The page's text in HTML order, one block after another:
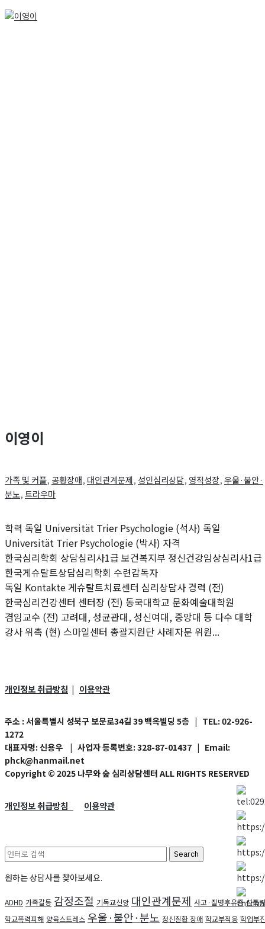
이영이
가족 및 커플, 공황장애, 대인관계문제, 성인심리상담, 영적성장,우울·불안·
분노, 트라우마
학력 독일 Universität Trier Psychologie (석사) 독일
Universität Trier Psychologie (박사) 자격
한국심리학회 상담심리사1급 보건복지부 정신건강임상심리사1급
한국게슈탈트상담심리학회 수련감독자
독일 Kontakte 게슈탈트치료센터 심리상담사 경력 (전)
한국심리건강센터 센터장 (전) 동국대학교 문화예술대학원
겸임교수 (전) 고려대, 성균관대, 성신여대, 중앙대 등 다수 대학
강사 위촉 (현) 스마일센터 총괄지원단 사례자문 위원...
개인정보 취급방침 | 이용약관
주소 : 서울특별시 성북구 보문로34길 39 백옥빌딩 5층 | TEL: 02-926-
1272
대표자명: 신용우 | 사업자 등록번호: 328-87-01437 | Email:
phck@hanmail.net
Copyright © 2025 나무와 숲 심리상담센터 ALL RIGHTS RESERVED
개인정보 취급방침 이용약관
Search
for:
원하는 상담사를 찾아보세요.
ADHD 가족갈등 감정조절 기독교신앙 대인관계문제 사고·질병후유증 성폭
학교폭력피해 양육스트레스 우울·불안·분노 정신질환 장애 학교부적응 학업부